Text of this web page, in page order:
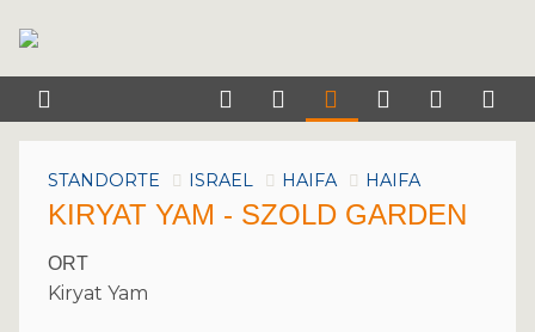
STANDORTE ISRAEL HAIFA HAIFA
KIRYAT YAM - SZOLD GARDEN
ORT
Kiryat Yam